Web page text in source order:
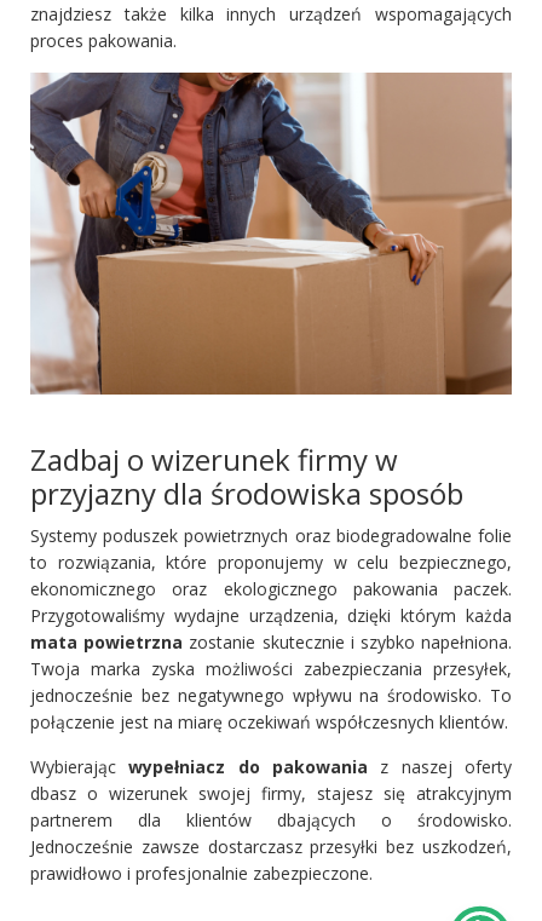
znajdziesz także kilka innych urządzeń wspomagających
proces pakowania.
Zadbaj o wizerunek firmy w
przyjazny dla środowiska sposób
Systemy poduszek powietrznych oraz biodegradowalne folie
to rozwiązania, które proponujemy w celu bezpiecznego,
ekonomicznego oraz ekologicznego pakowania paczek.
Przygotowaliśmy wydajne urządzenia, dzięki którym każda
mata powietrzna zostanie skutecznie i szybko napełniona.
Twoja marka zyska możliwości zabezpieczania przesyłek,
jednocześnie bez negatywnego wpływu na środowisko. To
połączenie jest na miarę oczekiwań współczesnych klientów.
Wybierającwypełniacz do pakowania z naszej oferty
dbasz o wizerunek swojej firmy, stajesz się atrakcyjnym
partnerem dla klientów dbających o środowisko.
Jednocześnie zawsze dostarczasz przesyłki bez uszkodzeń,
prawidłowo i profesjonalnie zabezpieczone.